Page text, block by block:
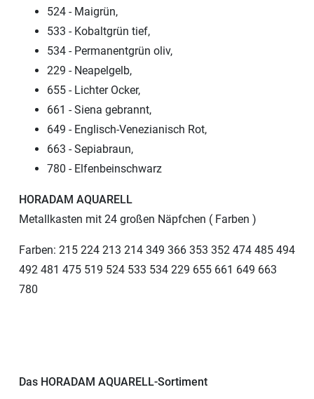
524 - Maigrün,
533 - Kobaltgrün tief,
534 - Permanentgrün oliv,
229 - Neapelgelb,
655 - Lichter Ocker,
661 - Siena gebrannt,
649 - Englisch-Venezianisch Rot,
663 - Sepiabraun,
780 - Elfenbeinschwarz
HORADAM AQUARELL
Metallkasten mit 24 großen Näpfchen ( Farben )
Farben: 215 224 213 214 349 366 353 352 474 485 494
492 481 475 519 524 533 534 229 655 661 649 663
780
Das HORADAM AQUARELL-Sortiment